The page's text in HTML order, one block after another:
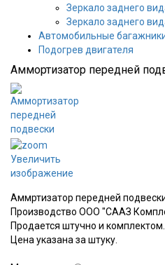
Зеркало заднего
Зеркало заднего
Автомобильные
Подогрев двигателя
Аммортизатор передней
Увеличить
изображение
Аммртизатор передней
Производство ООО "СААЗ
Продается штучно и комплектом.
Цена указана за штуку.